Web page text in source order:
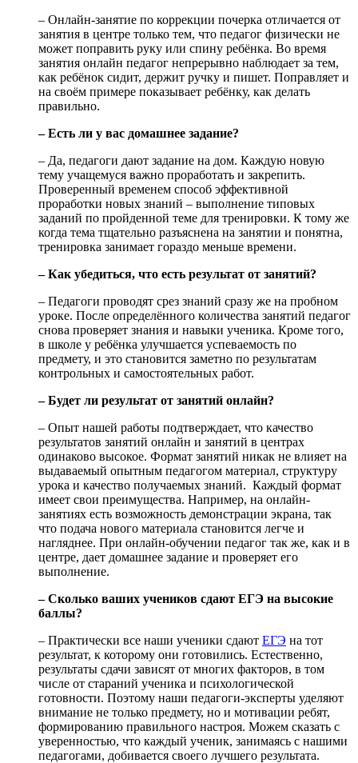
– Онлайн-занятие по коррекции почерка отличается от
занятия в центре только тем, что педагог физически не
может поправить руку или спину ребёнка. Во время
занятия онлайн педагог непрерывно наблюдает за тем,
как ребёнок сидит, держит ручку и пишет. Поправляет и
на своём примере показывает ребёнку, как делать
правильно.
– Есть ли у вас домашнее задание?
– Да, педагоги дают задание на дом. Каждую новую
тему учащемуся важно проработать и закрепить.
Проверенный временем способ эффективной
проработки новых знаний – выполнение типовых
заданий по пройденной теме для тренировки. К тому же
когда тема тщательно разъяснена на занятии и понятна,
тренировка занимает гораздо меньше времени.
– Как убедиться, что есть результат от занятий?
– Педагоги проводят срез знаний сразу же на пробном
уроке. После определённого количества занятий педагог
снова проверяет знания и навыки ученика. Кроме того,
в школе у ребёнка улучшается успеваемость по
предмету, и это становится заметно по результатам
контрольных и самостоятельных работ.
– Будет ли результат от занятий онлайн?
– Опыт нашей работы подтверждает, что качество
результатов занятий онлайн и занятий в центрах
одинаково высокое. Формат занятий никак не влияет на
выдаваемый опытным педагогом материал, структуру
урока и качество получаемых знаний. Каждый формат
имеет свои преимущества. Например, на онлайн-
занятиях есть возможность демонстрации экрана, так
что подача нового материала становится легче и
нагляднее. При онлайн-обучении педагог так же, как и в
центре, дает домашнее задание и проверяет его
выполнение.
– Сколько ваших учеников сдают ЕГЭ на высокие
баллы?
– Практически все наши ученики сдают ЕГЭ на тот
результат, к которому они готовились. Естественно,
результаты сдачи зависят от многих факторов, в том
числе от стараний ученика и психологической
готовности. Поэтому наши педагоги-эксперты уделяют
внимание не только предмету, но и мотивации ребят,
формированию правильного настроя. Можем сказать с
уверенностью, что каждый ученик, занимаясь с нашими
педагогами, добивается своего лучшего результата.